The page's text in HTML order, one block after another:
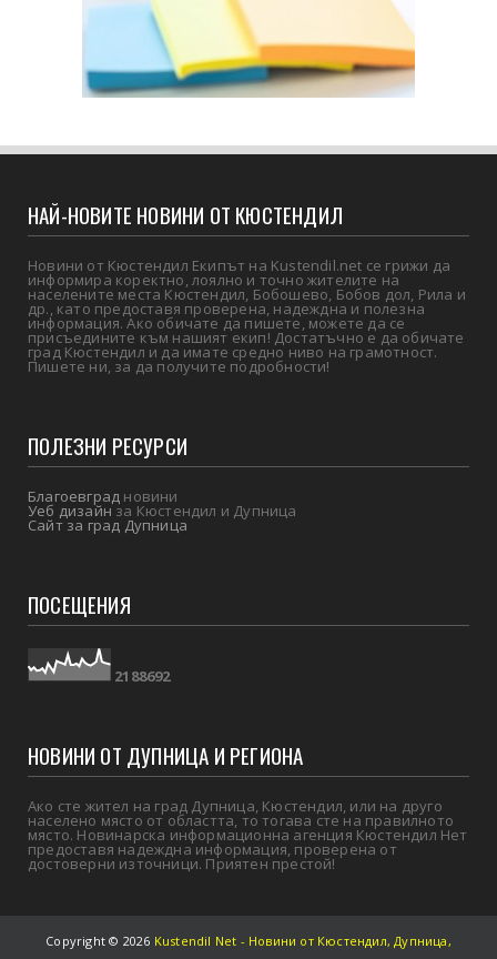
НАЙ-НОВИТЕ НОВИНИ ОТ КЮСТЕНДИЛ
Новини от Кюстендил Екипът на Kustendil.net се грижи да
информира коректно, лоялно и точно жителите на
населените места Кюстендил, Бобошево, Бобов дол, Рила и
др., като предоставя проверена, надеждна и полезна
информация. Ако обичате да пишете, можете да се
присъедините към нашият екип! Достатъчно е да обичате
град Кюстендил и да имате средно ниво на грамотност.
Пишете ни, за да получите подробности!
ПОЛЕЗНИ РЕСУРСИ
Благоевград новини
Уеб дизайнза Кюстендил и Дупница
Сайт за град Дупница
ПОСЕЩЕНИЯ
21 88692
НОВИНИ ОТ ДУПНИЦА И РЕГИОНА
Ако сте жител на град Дупница, Кюстендил, или на друго
населено място от областта, то тогава сте на правилното
място. Новинарска информационна агенция Кюстендил Нет
предоставя надеждна информация, проверена от
достоверни източници. Приятен престой!
Copyright © 2026 Kustendil Net - Новини от Кюстендил, Дупница,